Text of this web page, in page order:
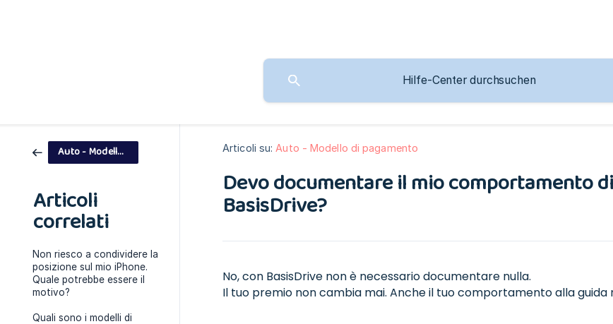
Auto - Modello di pagamento
Articoli
correlati
Non riesco a condividere la
posizione sul mio iPhone.
Quale potrebbe essere il
motivo?
Quali sono i modelli di
Articoli su: Auto - Modello di pagamento
Devo documentare il mio comportamento
BasisDrive?
No, con BasisDrive non è necessario documentare nulla.
Il tuo premio non cambia mai. Anche il tuo comportamento alla guida